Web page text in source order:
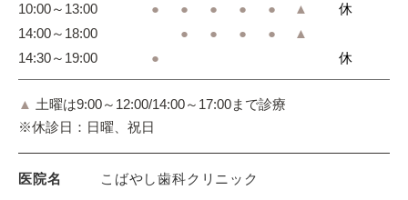
10:00～13:00 ● ● ● ● ● ▲
休
14:00～18:00
● ● ● ●
▲
14:30～19:00
● 休
▲ 土曜は9:00～12:00/14:00～17:00まで診療
※休診日：日曜、祝日
医院名 こばやし歯科クリニック